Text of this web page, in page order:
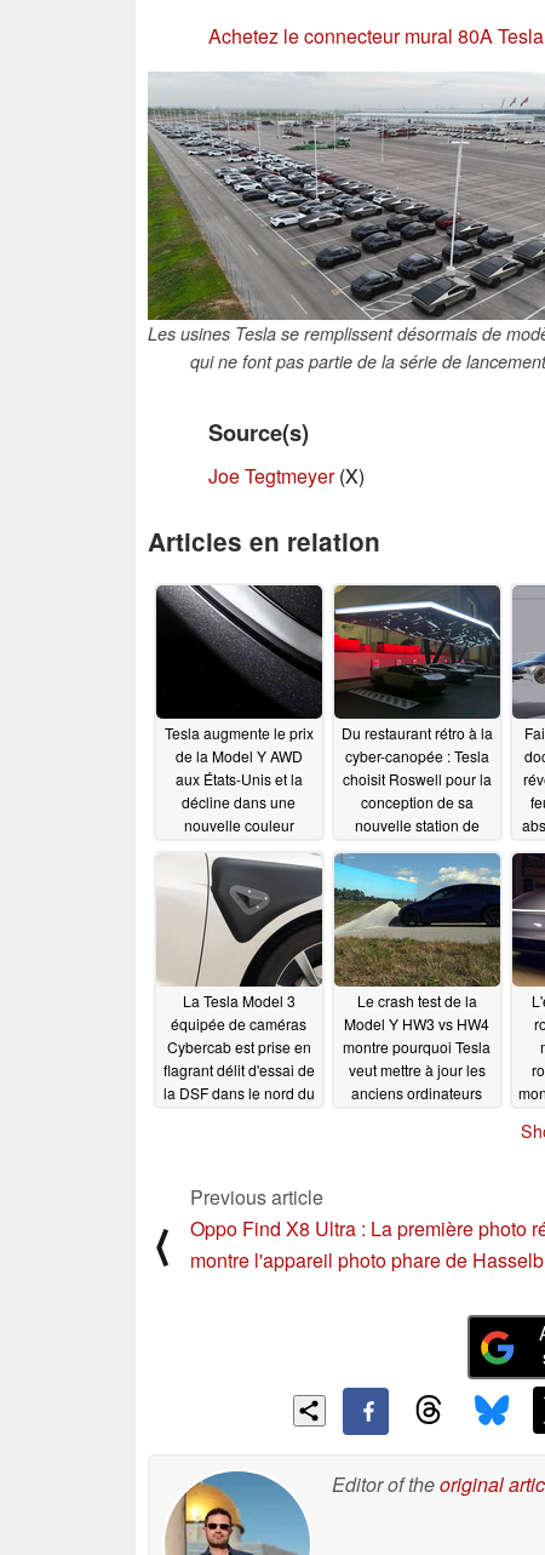
Achetez le connecteur mural 80A
Les usines Tesla se remplissent désormais de
qui ne font pas partie de la série de lancement
Source(s)
Joe Tegtmeyer(X)
Articles en relation
Tesla augmente le prix
de la Model Y AWD
aux États-Unis et la
décline dans une
nouvelle couleur
Diamond Black
04/05/2025
Du restaurant rétro à la
cyber-canopée : Tesla
choisit Roswell pour la
conception de sa
nouvelle station de
extraterrestres04/03/2025
La Tesla Model 3
équipée de caméras
Cybercab est prise en
flagrant délit d'essai de
la DSF dans le nord du
Le crash test de la
Model Y HW3 vs HW4
montre pourquoi Tesla
veut mettre à jour les
anciens ordinateurs
⟨
Previous article
Oppo Find X8 Ultra : La première photo
montre l'appareil photo phare de
Editor of theoriginal